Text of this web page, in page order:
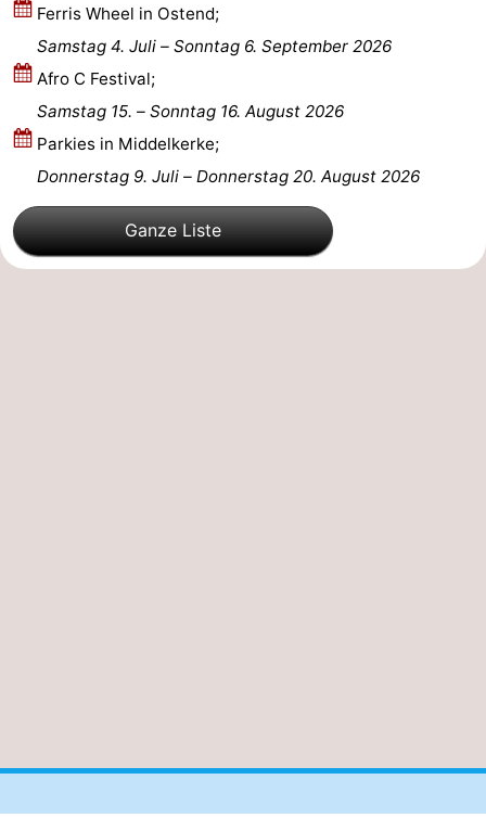
Ferris Wheel in Ostend;
Samstag 4. Juli –
Sonntag 6. September 2026
Afro C Festival;
Samstag 15. – Sonntag 16. August 2026
Parkies in Middelkerke;
Donnerstag 9. Juli – Donnerstag 20. August 2026
Ganze Liste